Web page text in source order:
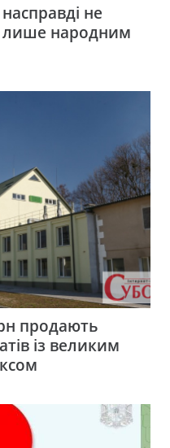
не
народним
продають
із великим